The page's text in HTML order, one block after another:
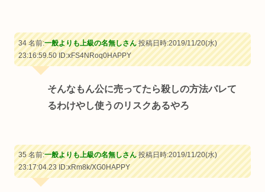
34 名前:一般よりも上級の名無しさん投稿日時:2019/11/20(水)
23:16:59.50ID:xFS4NRoq0HAPPY
そんなもん公に売ってたら殺しの方法バレて
るわけやし使うのリスクあるやろ
35 名前:一般よりも上級の名無しさん投稿日時:2019/11/20(水)
23:17:04.23ID:xRm8k/XG0HAPPY